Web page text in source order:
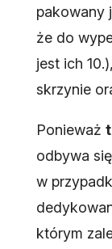
pakowany
że do
jest ich
skrzynie
Ponieważ
odbywa
w
którym